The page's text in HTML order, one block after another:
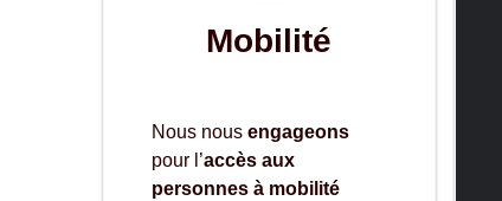
Mobilité
Nous nous engageons
pour l’accès aux
personnes à mobilité